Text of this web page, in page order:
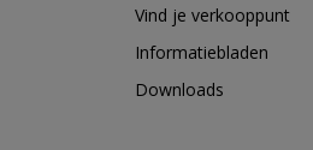
Vind je verkooppunt
Informatiebladen
Downloads